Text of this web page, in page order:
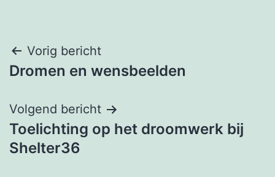
Berichtnavigatie
Vorig bericht
Dromen en wensbeelden
Volgend bericht
Toelichting op het droomwerk bij
Shelter36